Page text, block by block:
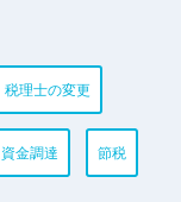
税理士の変更
資金調達 節税